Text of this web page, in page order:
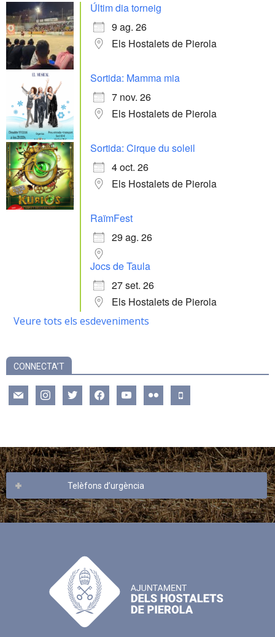
Últim dia torneig
9 ag. 26
Els Hostalets de Pierola
Sortida: Mamma mia
7 nov. 26
Els Hostalets de Pierola
Sortida: Cirque du soleil
4 oct. 26
Els Hostalets de Pierola
RaïmFest
29 ag. 26
Jocs de Taula
27 set. 26
Els Hostalets de Pierola
Veure tots els esdeveniments
CONNECTA’T
mail instagramtwitter facebookyoutube flickr mobile
Telèfons d’urgència